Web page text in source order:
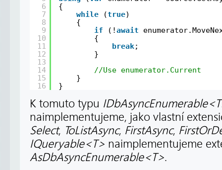
6
7
8
9
10
11
12
13
14
15
16
{
while
(true)
{
if
(!await
{
break;
}
//Use enumerator.Current
}
}
K tomuto typu
naimplementujeme, jako vlastní
Select, ToListAsync, FirstAsync,
IQueryable<T> naimplementujeme
AsDbAsyncEnumerable<T>.